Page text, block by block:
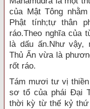
của Mật Tông
Phật tính;tự thân
ráo.Theo nghĩa của
là dấu ấn.Như vậy,
Thủ Ấn vừa là
rốt ráo.
Tám mươi tư vị
sơ tổ của phái Ðại
thời kỳ từ thế kỷ thứ